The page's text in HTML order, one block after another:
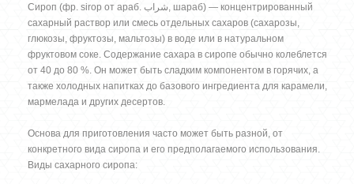
Сироп (фр. sirop от араб. شراب‎‎, шараб) — концентрированный
сахарный раствор или смесь отдельных сахаров (сахарозы,
глюкозы, фруктозы, мальтозы) в воде или в натуральном
фруктовом соке. Содержание сахара в сиропе обычно колеблется
от 40 до 80 %. Он может быть сладким компонентом в горячих, а
также холодных напитках до базового ингредиента для карамели,
мармелада и других десертов.
Основа для приготовления часто может быть разной, от
конкретного вида сиропа и его предполагаемого использования.
Виды сахарного сиропа: